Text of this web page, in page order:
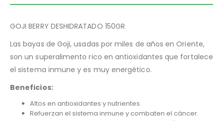
GOJI BERRY DESHIDRATADO 150GR
Las bayas de Goji, usadas por miles de años en Oriente,
son un superalimento rico en antioxidantes que fortalece
el sistema inmune y es muy energético.
Beneficios:
Altos en antioxidantes y nutrientes.
Refuerzan el sistema inmune y combaten el cáncer.